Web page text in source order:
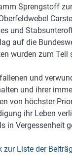
Sprengstoff
und
auf die
wurden zum Teil
und
und ihrer
von höchster
ihr Leben
in Vergessenheit
zur Liste der